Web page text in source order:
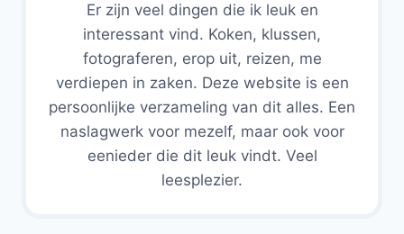
Er zijn veel dingen die ik leuk en
interessant vind. Koken, klussen,
fotograferen, erop uit, reizen, me
verdiepen in zaken. Deze website is een
persoonlijke verzameling van dit alles. Een
naslagwerk voor mezelf, maar ook voor
eenieder die dit leuk vindt. Veel
leesplezier.